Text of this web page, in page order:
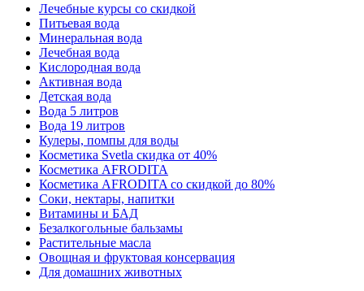
Лечебные курсы со скидкой
Питьевая вода
Минеральная вода
Лечебная вода
Кислородная вода
Активная вода
Детская вода
Вода 5 литров
Вода 19 литров
Кулеры, помпы для воды
Косметика Svetla скидка от 40%
Косметика AFRODITA
Косметика AFRODITA со скидкой до 80%
Соки, нектары, напитки
Витамины и БАД
Безалкогольные бальзамы
Растительные масла
Овощная и фруктовая консервация
Для домашних животных